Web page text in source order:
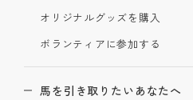
オリジナルグッズを購入
ボランティアに参加する
馬を引き取りたいあなたへ